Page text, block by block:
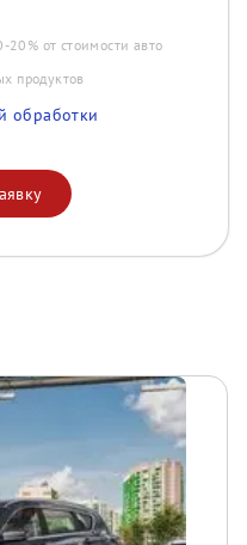
от стоимости авто
продуктов
обработки